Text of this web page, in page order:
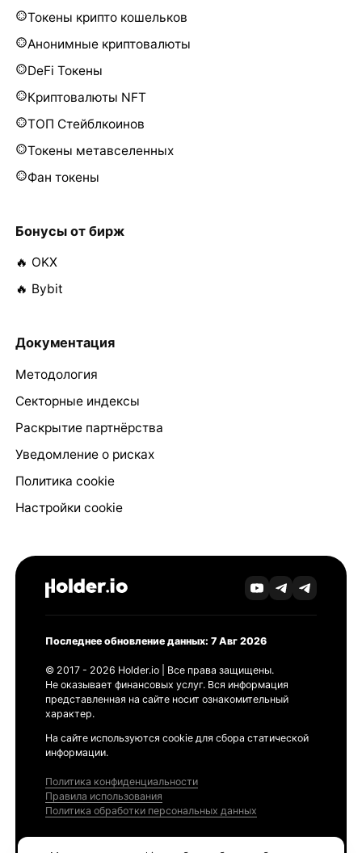
Токены крипто кошельков
Анонимные криптовалюты
DeFi Токены
Криптовалюты NFT
ТОП Стейблкоинов
Токены метавселенных
Фан токены
Бонусы от бирж
🔥 OKX
🔥 Bybit
Документация
Методология
Секторные индексы
Раскрытие партнёрства
Уведомление о рисках
Политика cookie
Настройки cookie
Последнее обновление данных: 7 Авг 2026
© 2017 - 2026 Holder.io | Все права защищены.
Не оказывает финансовых услуг. Вся информация
представленная на сайте носит ознакомительный
характер.
На сайте используются cookie для сбора статической
информации.
Политика конфиденциальности
Правила использования
Политика обработки персональных данных